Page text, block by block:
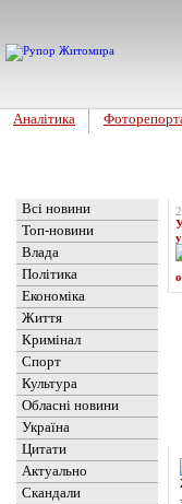
Аналітика
Всі новини
Топ-новини
Влада
Політика
Економіка
Життя
Кримінал
Спорт
Культура
Обласні новини
Україна
Цитати
Актуально
Скандали